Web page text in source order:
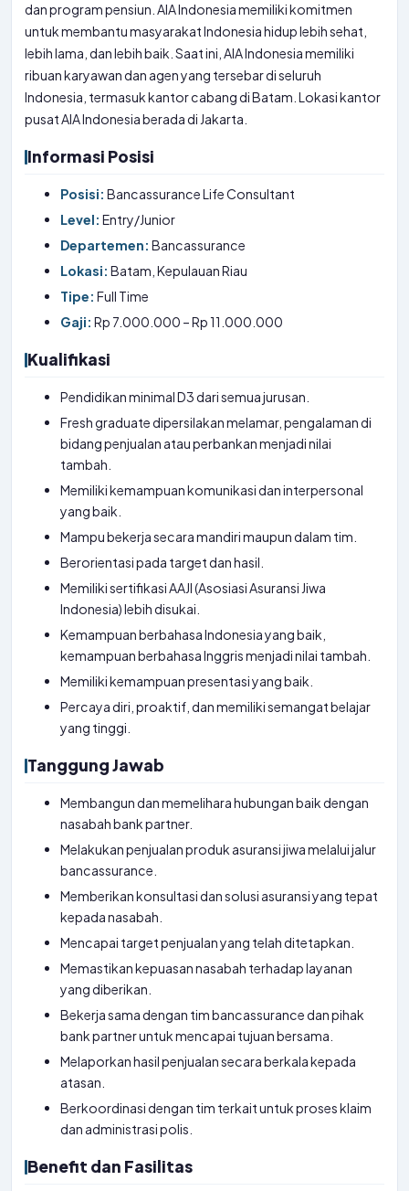
dan program pensiun. AIA Indonesia memiliki komitmen
untuk membantu masyarakat Indonesia hidup lebih sehat,
lebih lama, dan lebih baik. Saat ini, AIA Indonesia memiliki
ribuan karyawan dan agen yang tersebar di seluruh
Indonesia, termasuk kantor cabang di Batam. Lokasi kantor
pusat AIA Indonesia berada di Jakarta.
Informasi Posisi
Posisi: Bancassurance Life Consultant
Level: Entry/Junior
Departemen: Bancassurance
Lokasi: Batam, Kepulauan Riau
Tipe: Full Time
Gaji: Rp 7.000.000 – Rp 11.000.000
Kualifikasi
Pendidikan minimal D3 dari semua jurusan.
Fresh graduate dipersilakan melamar, pengalaman di
bidang penjualan atau perbankan menjadi nilai
tambah.
Memiliki kemampuan komunikasi dan interpersonal
yang baik.
Mampu bekerja secara mandiri maupun dalam tim.
Berorientasi pada target dan hasil.
Memiliki sertifikasi AAJI (Asosiasi Asuransi Jiwa
Indonesia) lebih disukai.
Kemampuan berbahasa Indonesia yang baik,
kemampuan berbahasa Inggris menjadi nilai tambah.
Memiliki kemampuan presentasi yang baik.
Percaya diri, proaktif, dan memiliki semangat belajar
yang tinggi.
Tanggung Jawab
Membangun dan memelihara hubungan baik dengan
nasabah bank partner.
Melakukan penjualan produk asuransi jiwa melalui jalur
bancassurance.
Memberikan konsultasi dan solusi asuransi yang tepat
kepada nasabah.
Mencapai target penjualan yang telah ditetapkan.
Memastikan kepuasan nasabah terhadap layanan
yang diberikan.
Bekerja sama dengan tim bancassurance dan pihak
bank partner untuk mencapai tujuan bersama.
Melaporkan hasil penjualan secara berkala kepada
atasan.
Berkoordinasi dengan tim terkait untuk proses klaim
dan administrasi polis.
Benefit dan Fasilitas